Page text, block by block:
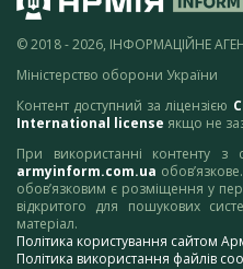
© 2018 - 2026, ІНФОРМАЦІЙНЕ
Міністерство оборони України
Контент доступний за ліцензією
International license якщо не
При використанні контенту з
armyinform.com.ua
обов’язковим є розміщення у
відкритого для пошукових
матеріал.
Політика користування сайтом
Політика використання файлів